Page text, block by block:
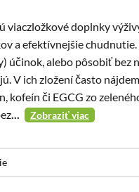
viaczložkové doplnky
a efektívnejšie
účinok, alebo pôsobiť bez
V ich zložení často
kofeín či EGCG zo
... Zobraziť viac